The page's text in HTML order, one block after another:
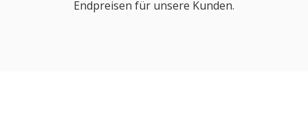
Endpreisen für unsere Kunden.